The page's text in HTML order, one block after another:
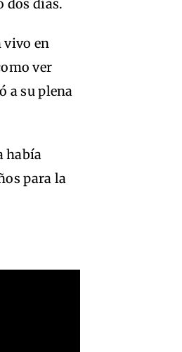
dos días.
vivo en
ver
a su plena
había
para la